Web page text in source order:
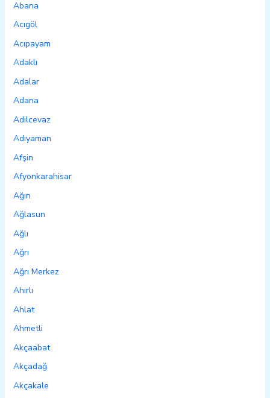
Abana
Acıgöl
Acıpayam
Adaklı
Adalar
Adana
Adilcevaz
Adıyaman
Afşin
Afyonkarahisar
Ağın
Ağlasun
Ağlı
Ağrı
Ağrı Merkez
Ahırlı
Ahlat
Ahmetli
Akçaabat
Akçadağ
Akçakale